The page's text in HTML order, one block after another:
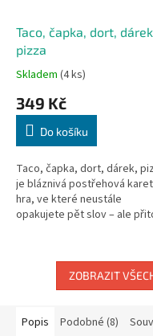
Taco, čapka, dort, dárek,
pizza
Skladem (4 ks)
349 Kč
Do košíku
Taco, čapka, dort, dárek,
je bláznivá postřehová
hra, ve které neustále
opakujete pět slov – ale
ZOBRAZIT
Popis Podobné (8)